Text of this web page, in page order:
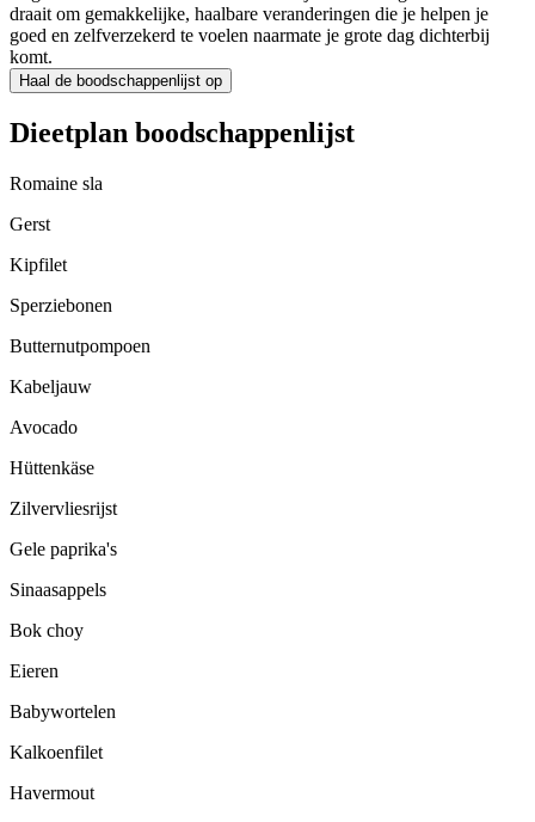
draait om gemakkelijke, haalbare veranderingen die je helpen je
goed en zelfverzekerd te voelen naarmate je grote dag dichterbij
komt.
Haal de boodschappenlijst op
Dieetplan boodschappenlijst
Romaine sla
Gerst
Kipfilet
Sperziebonen
Butternutpompoen
Kabeljauw
Avocado
Hüttenkäse
Zilvervliesrijst
Gele paprika's
Sinaasappels
Bok choy
Eieren
Babywortelen
Kalkoenfilet
Havermout